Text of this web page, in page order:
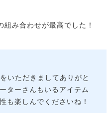
み合わせが最高でした！
いただきましてありがと
ターさんもいるアイテム
も楽しんでくださいね！